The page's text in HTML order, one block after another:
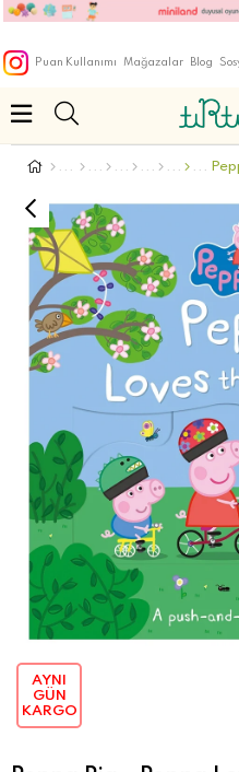
Puan Kullanımı Mağazalar Blog
AYNI
GÜN
KARGO